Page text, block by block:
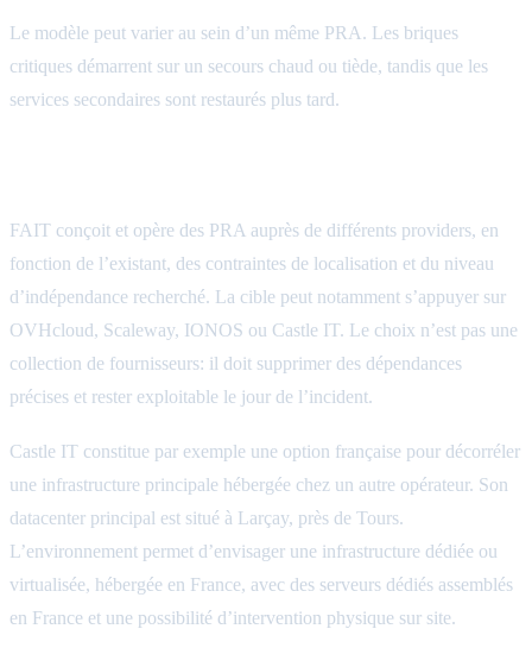
Le modèle peut varier au sein d’un même PRA. Les briques
critiques démarrent sur un secours chaud ou tiède, tandis que les
services secondaires sont restaurés plus tard.
FAIT conçoit et opère des PRA auprès de différents providers, en
fonction de l’existant, des contraintes de localisation et du niveau
d’indépendance recherché. La cible peut notamment s’appuyer sur
OVHcloud, Scaleway, IONOS ou Castle IT. Le choix n’est pas une
collection de fournisseurs: il doit supprimer des dépendances
précises et rester exploitable le jour de l’incident.
Castle IT constitue par exemple une option française pour décorréler
une infrastructure principale hébergée chez un autre opérateur. Son
datacenter principal est situé à Larçay, près de Tours.
L’environnement permet d’envisager une infrastructure dédiée ou
virtualisée, hébergée en France, avec des serveurs dédiés assemblés
en France et une possibilité d’intervention physique sur site.